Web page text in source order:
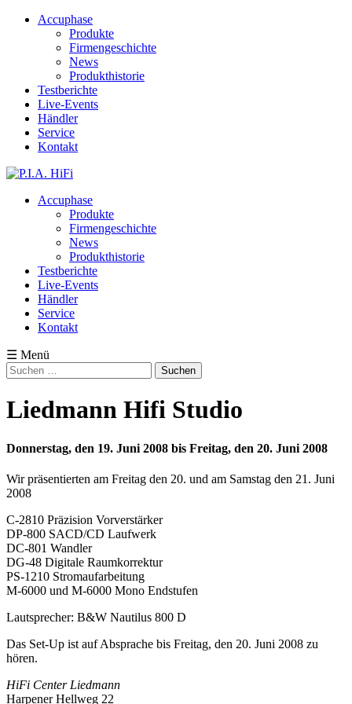
Accuphase
Produkte
Firmengeschichte
News
Produkthistorie
Testberichte
Live-Events
Händler
Service
Kontakt
Accuphase
Produkte
Firmengeschichte
News
Produkthistorie
Testberichte
Live-Events
Händler
Service
Kontakt
☰ Menü
Suchen
nach:
Liedmann Hifi Studio
Donnerstag, den 19. Juni 2008 bis Freitag, den 20. Juni 2008
Wir präsentierten am Freitag den 20. und am Samstag den 21. Juni
2008
C-2810 Präzision Vorverstärker
DP-800 SACD/CD Laufwerk
DC-801 Wandler
DG-48 Digitale Raumkorrektur
PS-1210 Stromaufarbeitung
M-6000 und M-6000 Mono Endstufen
Lautsprecher: B&W Nautilus 800 D
Das Set-Up ist auf Absprache bis Freitag, den 20. Juni 2008 zu
hören.
HiFi Center Liedmann
Harpener Hellweg 22